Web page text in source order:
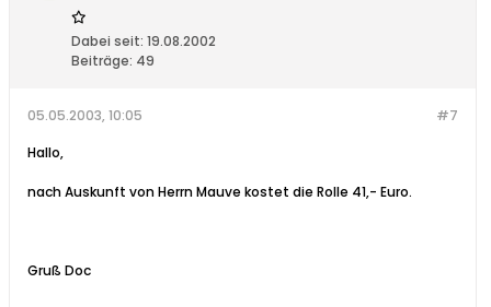
Dabei seit: 19.08.2002
Beiträge: 49
#7
05.05.2003, 10:05
Hallo,
nach Auskunft von Herrn Mauve kostet die Rolle 41,- Euro.
Gruß Doc